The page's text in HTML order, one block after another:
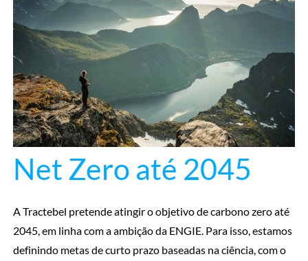
Net Zero até 2045
A Tractebel pretende atingir o objetivo de carbono zero até
2045, em linha com a ambição da ENGIE. Para isso, estamos
definindo metas de curto prazo baseadas na ciência, com o